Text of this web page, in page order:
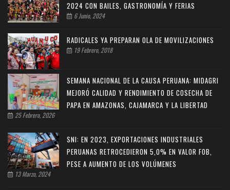
2024 CON BAILES, GASTRONOMÍA Y FERIAS
6 Junio, 2024
RADICALES YA PREPARAN OLA DE MOVILIZACIONES
19 Febrero, 2018
SEMANA NACIONAL DE LA CAUSA PERUANA: MIDAGRI
MEJORÓ CALIDAD Y RENDIMIENTO DE COSECHA DE
PAPA EN AMAZONAS, CAJAMARCA Y LA LIBERTAD
25 Febrero, 2026
SNI: EN 2023, EXPORTACIONES INDUSTRIALES
PERUANAS RETROCEDIERON 5,0% EN VALOR FOB,
PESE A AUMENTO DE LOS VOLÚMENES
13 Marzo, 2024